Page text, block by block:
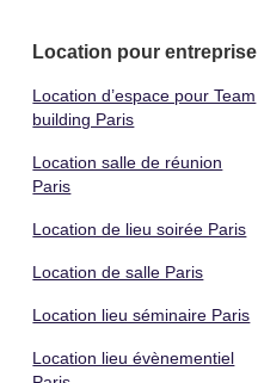
Location pour entreprise
Location d’espace pour Team
building Paris
Location salle de réunion
Paris
Location de lieu soirée Paris
Location de salle Paris
Location lieu séminaire Paris
Location lieu évènementiel